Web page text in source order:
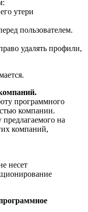
утери
пользователем.
удалять профили,
программного
компании.
предлагаемого на
компаний,
несет